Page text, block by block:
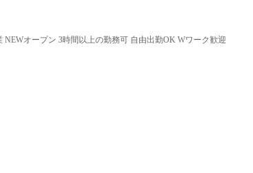
オープン 3時間以上の勤務可 自由出勤OK Wワーク歓迎